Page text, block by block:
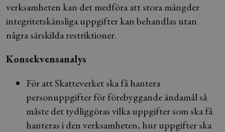
verksamheten kan det medföra att stora mängder
integritetskänsliga uppgifter kan behandlas utan
några särskilda restriktioner.
Konsekvensanalys
För att Skatteverket ska få hantera
personuppgifter för förebyggande ändamål så
måste det tydliggöras vilka uppgifter som ska få
hanteras i den verksamheten, hur uppgifter ska